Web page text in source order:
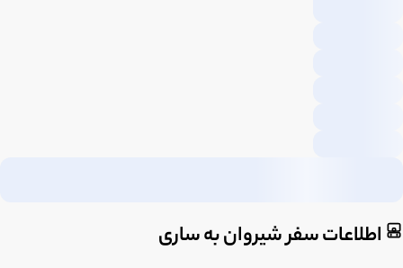
اطلاعات سفر شیروان به ساری